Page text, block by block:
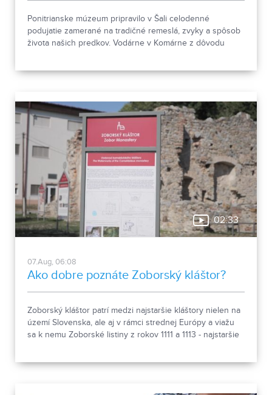
Ponitrianske múzeum pripravilo v Šali celodenné
podujatie zamerané na tradičné remeslá, zvyky a spôsob
života našich predkov. Vodárne v Komárne z dôvodu
02:33
07.Aug, 06:08
Ako dobre poznáte Zoborský kláštor?
Zoborský kláštor patrí medzi najstaršie kláštory nielen na
území Slovenska, ale aj v rámci strednej Európy a viažu
sa k nemu Zoborské listiny z rokov 1111 a 1113 - najstaršie